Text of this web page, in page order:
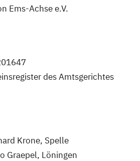
Ems-Achse e.V.
des Amtsgerichtes
Krone, Spelle
Graepel, Löningen